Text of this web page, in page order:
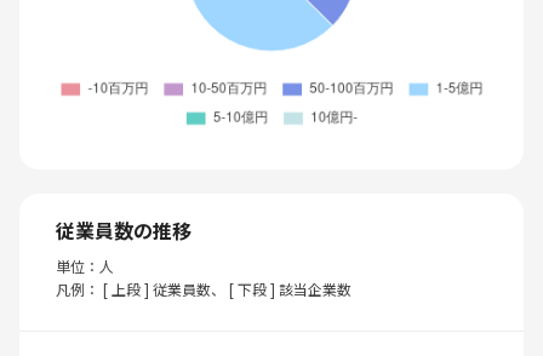
従業員数の推移
単位：人
凡例： [ 上段 ] 従業員数、 [ 下段 ] 該当企業数